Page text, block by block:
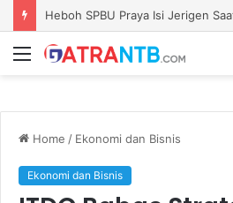
Menu
Home / Ekonomi dan Bisnis
Ekonomi dan Bisnis